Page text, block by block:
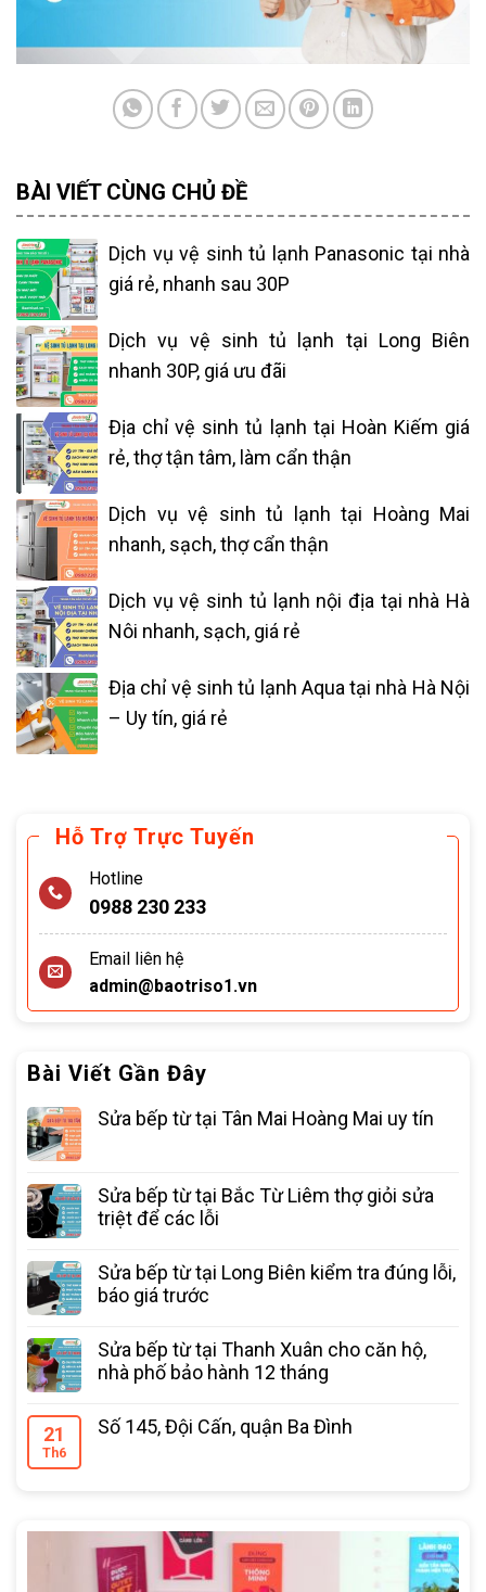
Hỗ Trợ Trực Tuyến
Hotline
0988 230 233
Email liên hệ
admin@baotriso1.vn
Bài Viết Gần Đây
Sửa bếp từ tại Tân Mai Hoàng Mai uy tín
Sửa bếp từ tại Bắc Từ Liêm thợ giỏi sửa
triệt để các lỗi
Sửa bếp từ tại Long Biên kiểm tra đúng lỗi,
báo giá trước
Sửa bếp từ tại Thanh Xuân cho căn hộ,
nhà phố bảo hành 12 tháng
21
Th6
Số 145, Đội Cấn, quận Ba Đình
BÀI VIẾT CÙNG CHỦ ĐỀ
Dịch vụ vệ sinh tủ lạnh Panasonic tại nhà
giá rẻ, nhanh sau 30P
Dịch vụ vệ sinh tủ lạnh tại Long Biên
nhanh 30P, giá ưu đãi
Địa chỉ vệ sinh tủ lạnh tại Hoàn Kiếm giá
rẻ, thợ tận tâm, làm cẩn thận
Dịch vụ vệ sinh tủ lạnh tại Hoàng Mai
nhanh, sạch, thợ cẩn thận
Dịch vụ vệ sinh tủ lạnh nội địa tại nhà Hà
Nôi nhanh, sạch, giá rẻ
Địa chỉ vệ sinh tủ lạnh Aqua tại nhà Hà Nội
– Uy tín, giá rẻ